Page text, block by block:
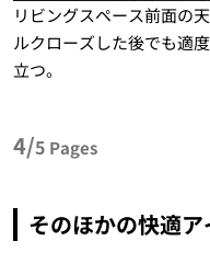
リビングスペース前面の
ルクローズした後でも適
立つ。
4/5 Pages
そのほかの快適ア